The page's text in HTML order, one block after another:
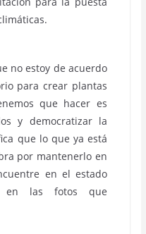
no estoy de acuerdo
para crear plantas
que hacer es
y democratizar la
que lo que ya está
por mantenerlo en
en el estado
en las fotos que